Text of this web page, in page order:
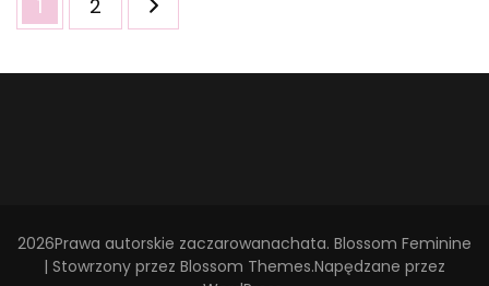
wpisów
1 2
2026Prawa autorskie zaczarowanachata. Blossom Feminine
| Stowrzony przez Blossom Themes.Napędzane przez